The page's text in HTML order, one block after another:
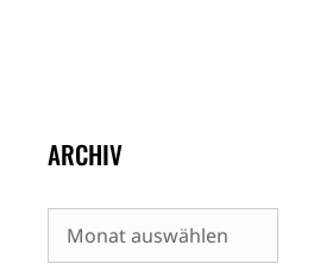
ARCHIV
Archiv